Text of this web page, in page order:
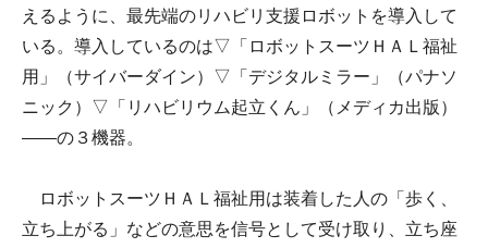
えるように、最先端のリハビリ支援ロボットを導入して
いる。導入しているのは▽「ロボットスーツＨＡＬ福祉
用」（サイバーダイン）▽「デジタルミラー」（パナソ
ニック）▽「リハビリウム起立くん」（メディカ出版）
――の３機器。
ロボットスーツＨＡＬ福祉用は装着した人の「歩く、
立ち上がる」などの意思を信号として受け取り、立ち座